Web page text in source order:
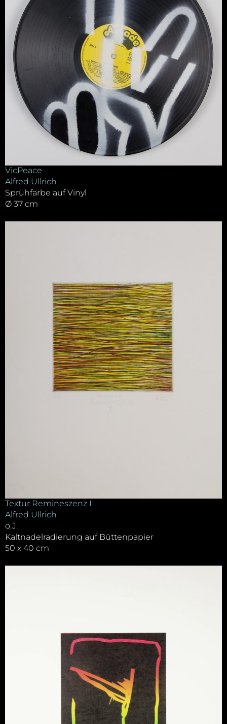
VicPeace
Alfred Ullrich
Sprühfarbe auf Vinyl
Ø 37 cm
Textur Remineszenz I
Alfred Ullrich
o.J.
Kaltnadelradierung auf Büttenpapier
50 x 40 cm